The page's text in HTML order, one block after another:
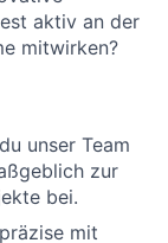
aktiv an der
mitwirken?
unser Team
zur
bei.
mit